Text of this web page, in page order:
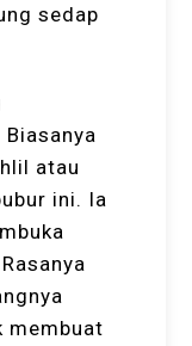
sedap
atau
ini. Ia
membuat